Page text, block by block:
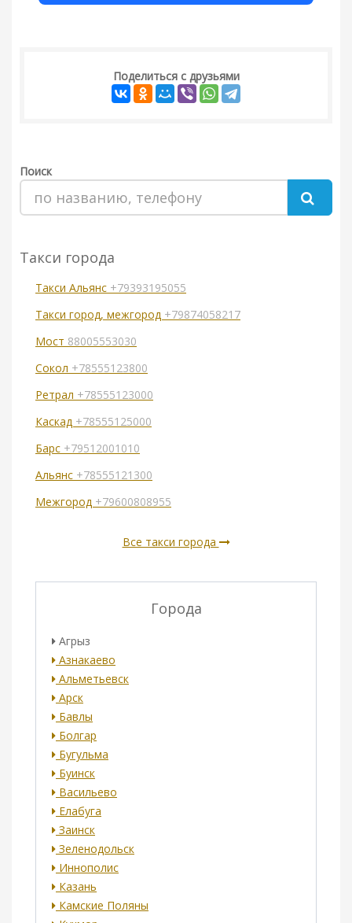
Поделиться с друзьями
Поиск
Такси города
Такси Альянс +79393195055
Такси город, межгород +79874058217
Мост 88005553030
Сокол +78555123800
Ретрал +78555123000
Каскад +78555125000
Барс +79512001010
Альянс +78555121300
Межгород +79600808955
Все такси города
Города
Агрыз
Азнакаево
Альметьевск
Арск
Бавлы
Болгар
Бугульма
Буинск
Васильево
Елабуга
Заинск
Зеленодольск
Иннополис
Казань
Камские Поляны